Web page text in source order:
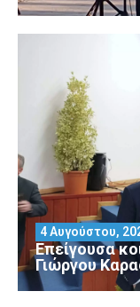
Επείγουσα
Γιώργου
4 Αυγούστου,